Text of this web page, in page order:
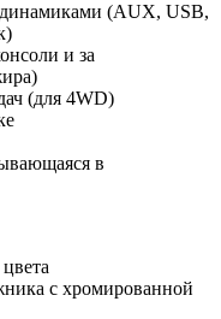
динамиками (AUX, USB,
и за
(для 4WD)
в
с хромированной